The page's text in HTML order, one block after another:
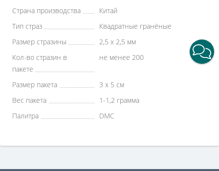
Страна производства
Китай
Тип страз
Квадратные гранёные
Размер стразины
2,5 х 2,5 мм
Кол-во стразин в
пакете
не менее 200
Размер пакета
3 х 5 см
Вес пакета
1-1,2 грамма
Палитра
DMC